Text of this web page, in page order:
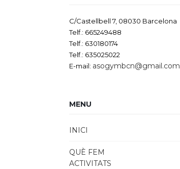
C/Castellbell 7, 08030 Barcelona
Telf.: 665249488
Telf.: 630180174
Telf.: 635025022
E-mail: asogymbcn@gmail.com
MENU
INICI
QUÈ FEM
ACTIVITATS